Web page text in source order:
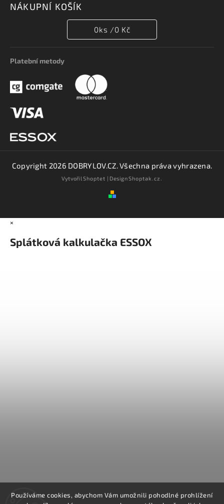
Používáme cookies, abychom Vám umožnili pohodlné prohlížení
NÁKUPNÍ KOŠÍK
0ks /0 Kč
Platební metody
Copyright 2026 DOBRYLOV.CZ. Všechna práva vyhrazena.
VytvořilShoptet | DesignShoptak.cz.
×
Splátková kalkulačka ESSOX